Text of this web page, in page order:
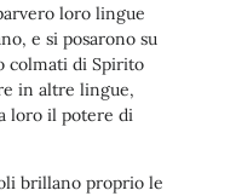
loro lingue
e si posarono su
colmati di Spirito
in altre lingue,
loro il potere di
brillano proprio le